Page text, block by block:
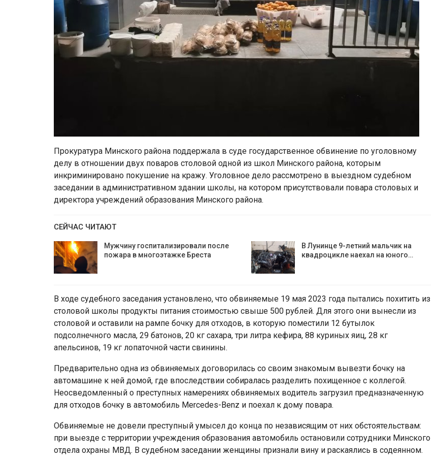
Прокуратура Минского района поддержала в суде государственное обвинение по уголовному
делу в отношении двух поваров столовой одной из школ Минского района, которым
инкриминировано покушение на кражу. Уголовное дело рассмотрено в выездном судебном
заседании в административном здании школы, на котором присутствовали повара столовых и
директора учреждений образования Минского района.
СЕЙЧАС ЧИТАЮТ
Мужчину госпитализировали после
пожара в многоэтажке Бреста
В Лунинце 9-летний мальчик на
квадроцикле наехал на юного…
В ходе судебного заседания установлено, что обвиняемые 19 мая 2023 года пытались похитить из
столовой школы продукты питания стоимостью свыше 500 рублей. Для этого они вынесли из
столовой и оставили на рампе бочку для отходов, в которую поместили 12 бутылок
подсолнечного масла, 29 батонов, 20 кг сахара, три литра кефира, 88 куриных яиц, 28 кг
апельсинов, 19 кг лопаточной части свинины.
Предварительно одна из обвиняемых договорилась со своим знакомым вывезти бочку на
автомашине к ней домой, где впоследствии собиралась разделить похищенное с коллегой.
Неосведомленный о преступных намерениях обвиняемых водитель загрузил предназначенную
для отходов бочку в автомобиль Mercedes-Benz и поехал к дому повара.
Обвиняемые не довели преступный умысел до конца по независящим от них обстоятельствам:
при выезде с территории учреждения образования автомобиль остановили сотрудники Минского
отдела охраны МВД. В судебном заседании женщины признали вину и раскаялись в содеянном.